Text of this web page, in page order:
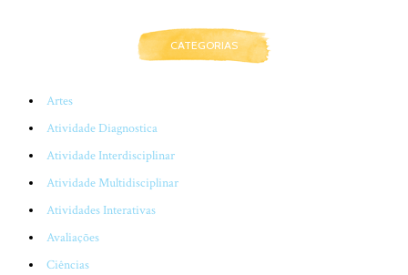
CATEGORIAS
Artes
Atividade Diagnostica
Atividade Interdisciplinar
Atividade Multidisciplinar
Atividades Interativas
Avaliações
Ciências